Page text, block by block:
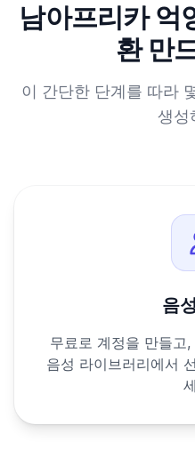
남아프리카 억
환 만
이 간단한 단계를 따라
생성
음
무료로 계정을 만들고
음성 라이브러리에서